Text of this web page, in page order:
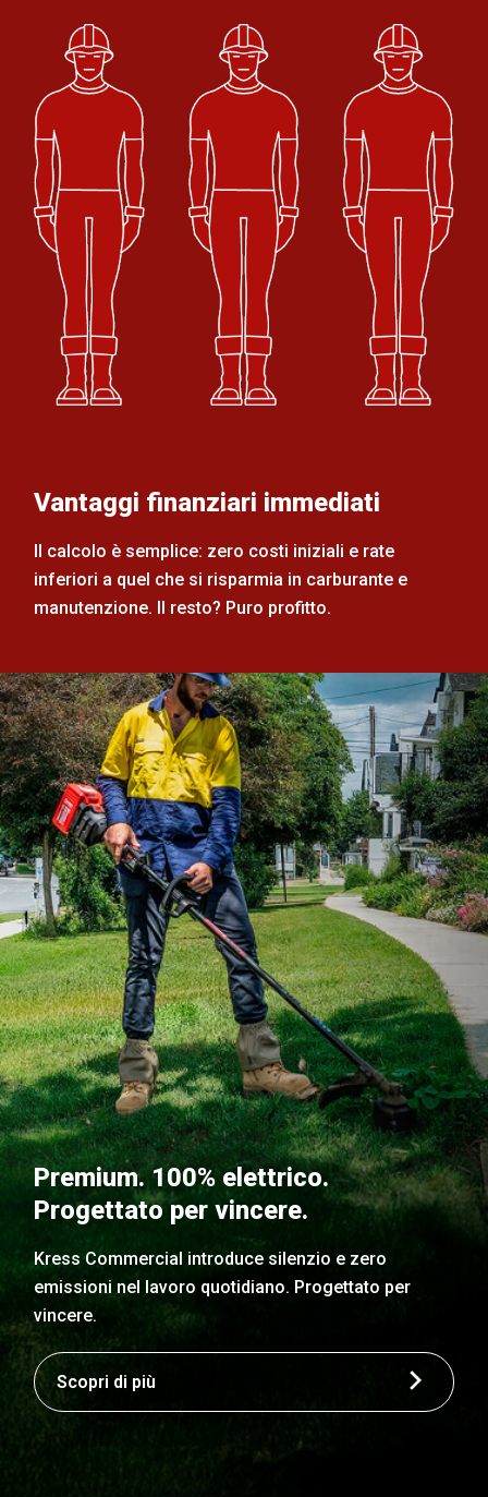
Vantaggi finanziari immediati
Il calcolo è semplice: zero costi iniziali e rate
inferiori a quel che si risparmia in carburante e
manutenzione. Il resto? Puro profitto.
Premium. 100% elettrico.
Progettato per vincere.
Kress Commercial introduce silenzio e zero
emissioni nel lavoro quotidiano. Progettato per
vincere.
Scopri di più